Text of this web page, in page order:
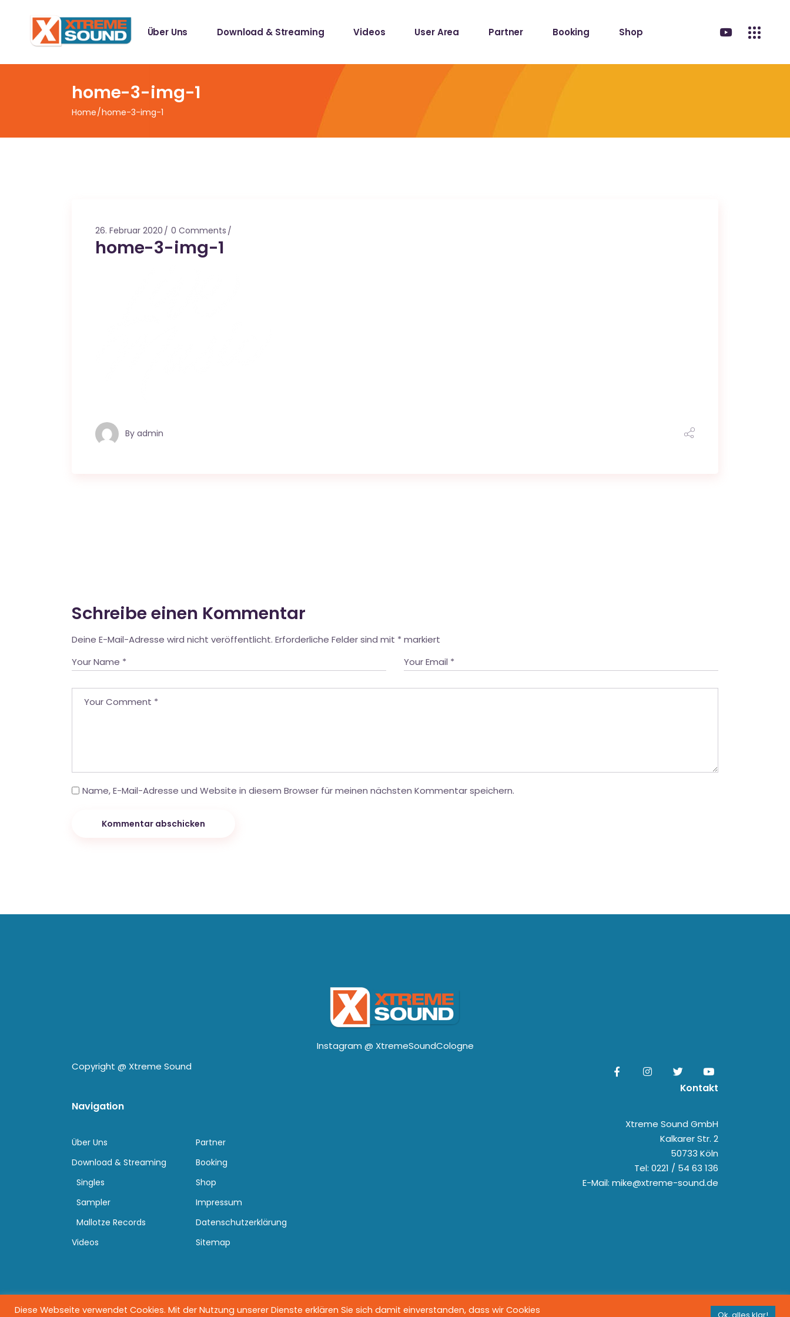
Über Uns Download & Streaming
Mallotze Records
Videos User Area Partner Booking Shop
Sampler
home-3-img-1
Home home-3-img-1
26. Februar 2020 0 Comments
home-3-img-1
By admin
Schreibe einen Kommentar
Deine E-Mail-Adresse wird nicht veröffentlicht. Erforderliche Felder sind mit * markiert
Name, E-Mail-Adresse und Website in diesem Browser für meinen nächsten Kommentar speichern.
Kommentar abschicken
Instagram @ XtremeSoundCologne
Copyright @ Xtreme Sound
Navigation
Über Uns
Download & Streaming
Singles
Sampler
Mallotze Records
Videos
Partner
Booking
Shop
Impressum
Datenschutzerklärung
Sitemap
Kontakt
Xtreme Sound GmbH
Kalkarer Str. 2
50733 Köln
Tel: 0221 / 54 63 136
E-Mail: mike@xtreme-sound.de
Diese Webseite verwendet Cookies. Mit der Nutzung unserer Dienste erklären Sie sich damit einverstanden, dass wir Cookies